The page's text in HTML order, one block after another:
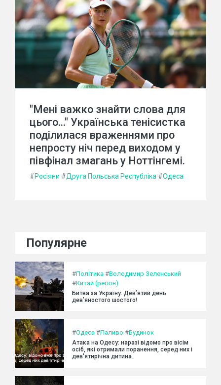
"Мені важко знайти слова для
цього..." Українська тенісистка
поділилася враженнями про
непросту ніч перед виходом у
півфінал змагань у Ноттінгемі.
#Росіяни #Друга Польська Республіка #Одеса
Популярне
#Політика #Володимир Зеленський
#Китай (регіон)
Битва за Україну. Дев’ятий день
дев’яностого шостого!
#Одеса #Паливо #Будинок
Атака на Одесу: наразі відомо про вісім
осіб, які отримали поранення, серед них і
дев'ятирічна дитина.